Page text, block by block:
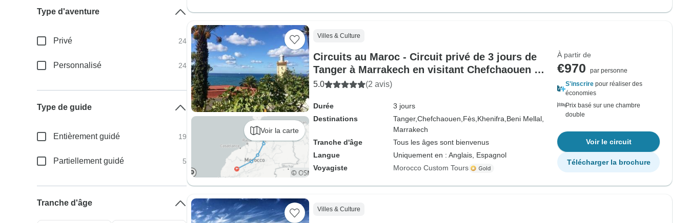
Voir la carte
Villes & Culture
Circuits au Maroc - Circuit privé de 3 jours de
Tanger à Marrakech en visitant Chefchaouen et
Fes
5.0 (2 avis)
Durée
3 jours
Destinations
Tanger,Chefchaouen, Fès, Khenifra, Beni Mellal,
Marrakech
Tranche d'âge
Tous les âges sont bienvenus
Langue
Uniquement en : Anglais, Espagnol
Voyagiste
Morocco Custom Tours
À partir de
€970
par personne
S'inscrire pour réaliser des
économies
Prix basé sur une chambre
double
Voir le circuit
Télécharger la brochure
Villes & Culture
Type d'aventure
Privé 24
Personnalisé 24
Type de guide
Entièrement guidé 19
Partiellement guidé 5
Tranche d'âge